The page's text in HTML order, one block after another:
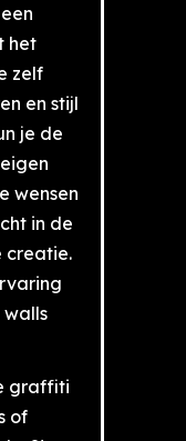
het
zelf
en stijl
je de
wensen
in de
creatie.
graffiti
of